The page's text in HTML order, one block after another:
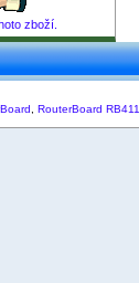
zboží.
RouterBoard RB411